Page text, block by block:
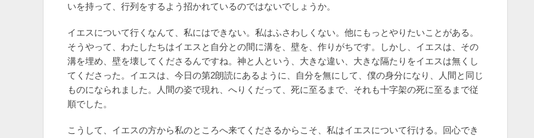
いを持って、行列をするよう招かれているのではないでしょうか。
イエスについて行くなんて、私にはできない。私はふさわしくない。他にもっとやりたいことがある。
そうやって、わたしたちはイエスと自分との間に溝を、壁を、作りがちです。しかし、イエスは、その
溝を埋め、壁を壊してくださるんですね。神と人という、大きな違い、大きな隔たりをイエスは無くし
てくださった。イエスは、今日の第2朗読にあるように、自分を無にして、僕の身分になり、人間と同じ
ものになられました。人間の姿で現れ、へりくだって、死に至るまで、それも十字架の死に至るまで従
順でした。
こうして、イエスの方から私のところへ来てくださるからこそ、私はイエスについて行ける。回心でき